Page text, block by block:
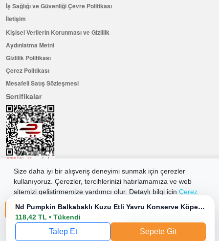
Nd Pumpkin Balkabaklı Kuzu Etli Yavru Konserve Köpek Maması 140 Gr
118,42 TL • Tükendi
Talep Et Sepete Git
Size daha iyi bir alışveriş deneyimi sunmak için çerezler
kullanıyoruz. Çerezler, tercihlerinizi hatırlamamıza ve web
sitemizi geliştirmemize yardımcı olur. Detaylı bilgi için Çerez
Tüm Çerezleri Kabul Et
İş Sağlığı ve Güvenliği Çevre Politikası
İletişim
Kişisel Verilerin Korunması ve Gizlilik
Aydınlatma Metni
Gizlilik Politikası
Çerez Politikası
Mesafeli Satış Sözleşmesi
Sertifikalar
Hemen Üye Olun ...ve 100 ₺ değerinde indirim kuponu kazanın
Üye Ol
2026 Allkaria Elektronik Tic. A.Ş. Her Hakkı Saklıdır.